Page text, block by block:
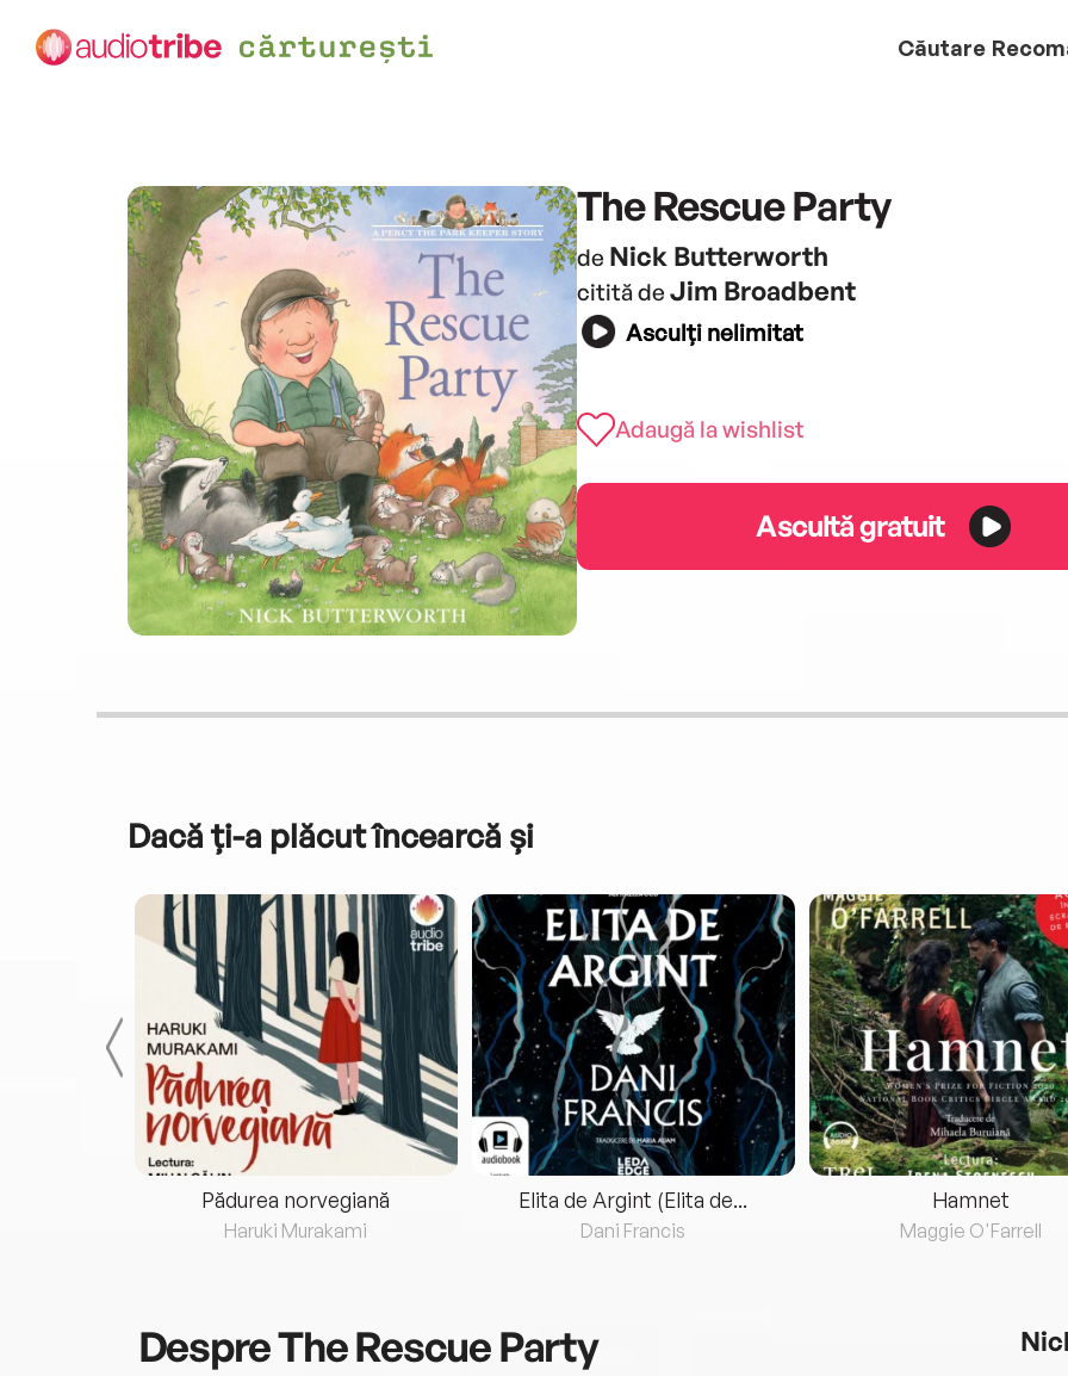
Căutare
The Rescue Party
de Nick Butterworth
citită de Jim Broadbent
Asculți nelimitat
Adaugă la wishlist
Ascultă gratuit
Dacă ți-a plăcut încearcă și
Pădurea norvegiană
Haruki Murakami
Elita de Argint (Elita de...
Dani Francis
Hamnet
Maggie O'Farrell
DespreThe Rescue Party